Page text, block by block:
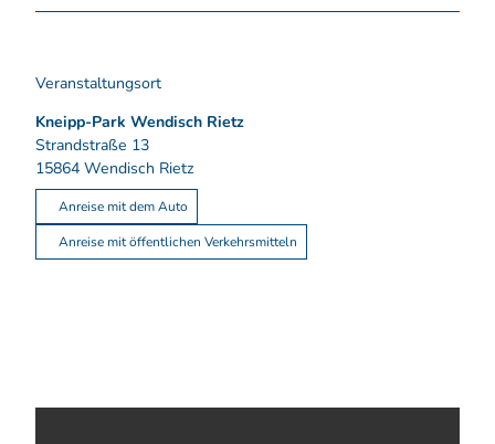
Veranstaltungsort
Kneipp-Park Wendisch Rietz
Strandstraße 13
15864 Wendisch Rietz
Anreise mit dem Auto
Anreise mit öffentlichen Verkehrsmitteln